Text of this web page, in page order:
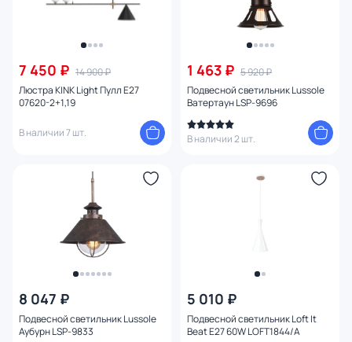
7 450 ₽ 14 900 ₽
Люстра KINK Light Пулл E27
07620-2+1,19
В наличии 7 шт.
1 463 ₽ 5 920 ₽
Подвесной светильник Lussole
Ватертаун LSP-9696
В наличии 2 шт.
8 047 ₽
Подвесной светильник Lussole
Аубурн LSP-9833
5 010 ₽
Подвесной светильник Loft It
Beat E27 60W LOFT1844/A